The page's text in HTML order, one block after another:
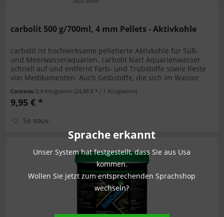
carbolit 500 g/700ml, 4 mm Pellets - Aktivkohle
carbolit ist hochwirksame pelletierte Aktivkohle für Süß-
und Meerwasseraquarien. carbolit klart Aquarienwasser
schnell auf und entfernt Farb- und Trübstoffe sowie Reste
von Medikamenten. Auch Gelbstoffe, die sich im Wasser
Contenu 0.4 Kilogramm(24,88 € * / 1 Kilogramm)
9,95 € *
Se souv.
Sprache erkannt
Unser System hat festgestellt, dass Sie aus Usa
kommen.
Wollen Sie jetzt zum entsprechenden Sprachshop
wechseln?